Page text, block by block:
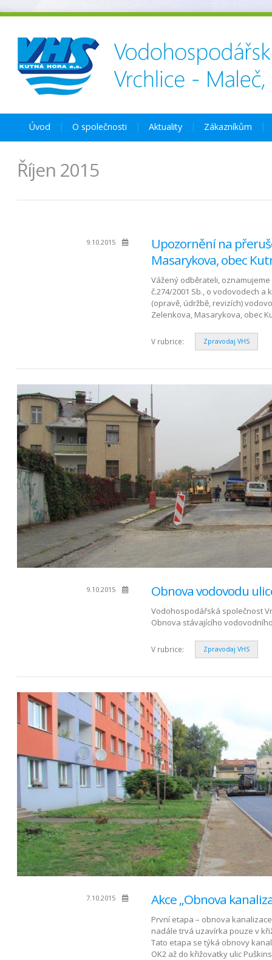
Úvod O společnosti Aktuality Zákazníkům
Říjen 2015
9.10.2015
Upozornění na
Masarykova, obec
Vážený odběrateli,
č.274/2001 Sb., o vodovodech
(opravě, údržbě, revizích)
Zelenkova, Masarykova, obec
V rubrice: Zpravodaj VHS
9.10.2015 Obnova vodovodu
Vodohospodářská společnost
Obnova stávajícího
V rubrice: Zpravodaj VHS
7.10.2015 Akce „Obnova
První etapa – obnova
nadále trvá uzavírka pouze v
Tato etapa se týká obnovy
OK2 až do křižovatky ulic